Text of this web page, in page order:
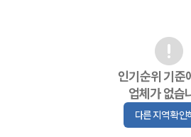
인기순위 기준
업체가 없습
다른 지역 확인